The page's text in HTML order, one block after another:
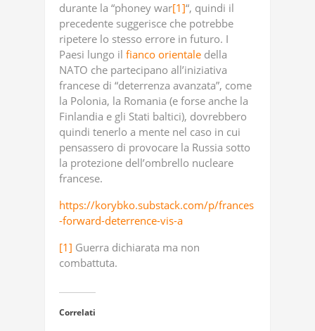
durante la “phoney war[1]“, ​​quindi il
precedente suggerisce che potrebbe
ripetere lo stesso errore in futuro. I
Paesi lungo il fianco orientale della
NATO che partecipano all’iniziativa
francese di “deterrenza avanzata”, come
la Polonia, la Romania (e forse anche la
Finlandia e gli Stati baltici), dovrebbero
quindi tenerlo a mente nel caso in cui
pensassero di provocare la Russia sotto
la protezione dell’ombrello nucleare
francese.
https://korybko.substack.com/p/frances
-forward-deterrence-vis-a
[1] Guerra dichiarata ma non
combattuta.
Correlati